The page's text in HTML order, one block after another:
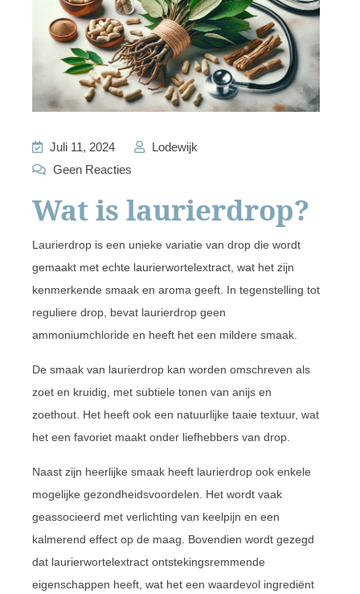
Juli 11, 2024
Lodewijk
Geen Reacties
Wat is laurierdrop?
Laurierdrop is een unieke variatie van drop die wordt
gemaakt met echte laurierwortelextract, wat het zijn
kenmerkende smaak en aroma geeft. In tegenstelling tot
reguliere drop, bevat laurierdrop geen
ammoniumchloride en heeft het een mildere smaak.
De smaak van laurierdrop kan worden omschreven als
zoet en kruidig, met subtiele tonen van anijs en
zoethout. Het heeft ook een natuurlijke taaie textuur, wat
het een favoriet maakt onder liefhebbers van drop.
Naast zijn heerlijke smaak heeft laurierdrop ook enkele
mogelijke gezondheidsvoordelen. Het wordt vaak
geassocieerd met verlichting van keelpijn en een
kalmerend effect op de maag. Bovendien wordt gezegd
dat laurierwortelextract ontstekingsremmende
eigenschappen heeft, wat het een waardevol ingrediënt